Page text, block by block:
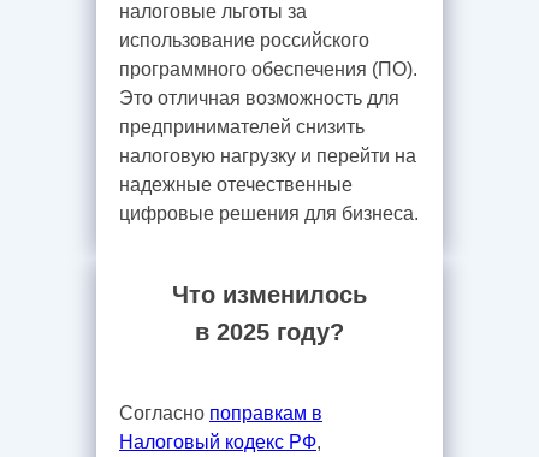
налоговые льготы за
использование российского
программного обеспечения (ПО).
Это отличная возможность для
предпринимателей снизить
налоговую нагрузку и перейти на
надежные отечественные
цифровые решения для бизнеса.
Что изменилось
в 2025 году?
Согласно поправкам в
Налоговый кодекс РФ,